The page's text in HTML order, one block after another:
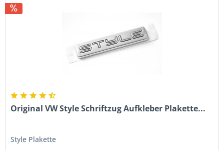
Original VW Style Schriftzug Aufkleber Plakette...
Style Plakette